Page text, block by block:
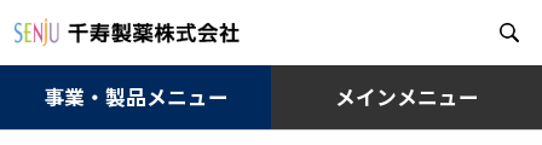
事業・製品メニュー メインメニュー